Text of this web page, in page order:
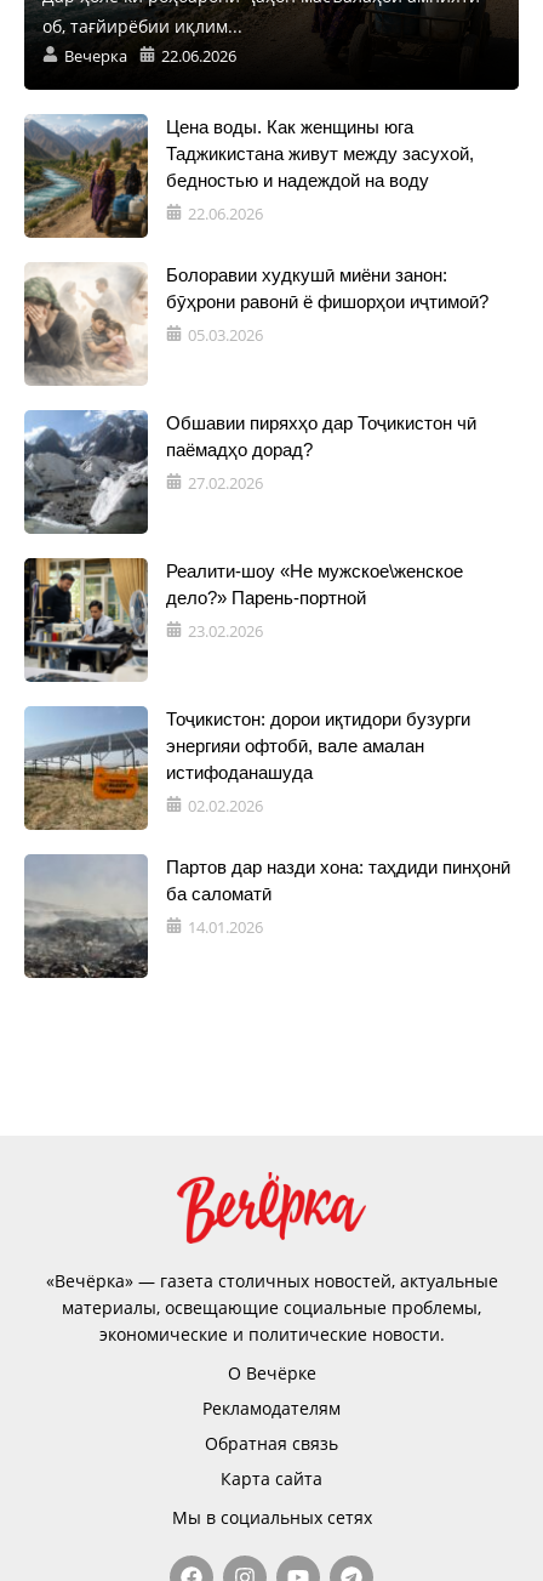
об, тағйирёбии иқлим...
Вечерка 22.06.2026
Цена воды. Как женщины юга
Таджикистана живут между засухой,
бедностью и надеждой на воду
22.06.2026
Болоравии худкушӣ миёни занон:
бӯҳрони равонӣ ё фишорҳои иҷтимоӣ?
05.03.2026
Обшавии пиряхҳо дар Тоҷикистон чӣ
паёмадҳо дорад?
27.02.2026
Реалити-шоу «Не мужское\женское
дело?» Парень-портной
23.02.2026
Тоҷикистон: дорои иқтидори бузурги
энергияи офтобӣ, вале амалан
истифоданашуда
02.02.2026
Партов дар назди хона: таҳдиди пинҳонӣ
ба саломатӣ
14.01.2026
«Вечёрка» — газета столичных новостей, актуальные
материалы, освещающие социальные проблемы,
экономические и политические новости.
О Вечёрке
Рекламодателям
Обратная связь
Карта сайта
Мы в социальных сетях